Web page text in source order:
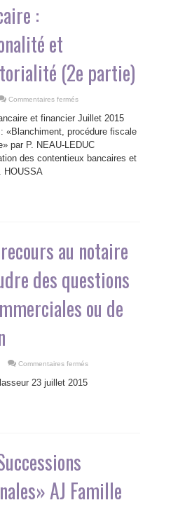
:
et
(2e partie)
Commentaires fermés
bancaire
:
supranationalité
et
extraterritorialité
partie)
et financier Juillet 2015
«Blanchiment, procédure fiscale
par P. NEAU-LEDUC
des contentieux bancaires et
HOUSSA
au notaire
des questions
ou de
Commentaires fermés
23 juillet 2015
AJ Famille